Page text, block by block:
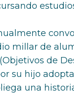
millar de
(Objetivos de
su hijo
una